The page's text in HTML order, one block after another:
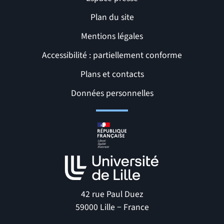
42 rue Paul Duez
59000 Lille − France
Liens et pages utiles
Plan du site
Mentions légales
Accessibilité : partiellement conforme
Plans et contacts
Données personnelles